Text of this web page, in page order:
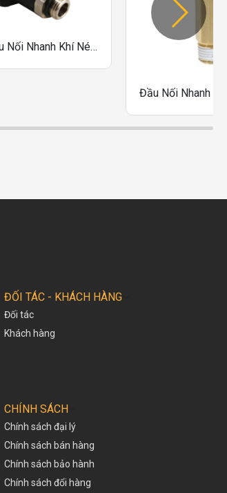
Cụm Chia Đầu Nối Nhanh Khí Nén Sang A One-Touch Fittings Dòng GPXT-G
ĐỐI TÁC - KHÁCH HÀNG
Đối tác
Khách hàng
CHÍNH SÁCH
Chính sách đại lý
Chính sách bán hàng
Chính sách bảo hành
Chính sách đổi hàng